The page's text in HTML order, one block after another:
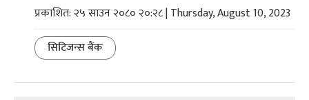
प्रकाशित: २५ साउन २०८० २०:२८ | Thursday, August 10, 2023
सिटिजन्स बैंक